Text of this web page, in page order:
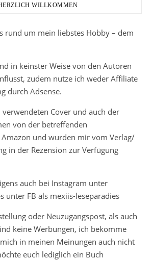
WILLKOMMEN
rund um mein liebstes Hobby – dem
in keinster Weise von den Autoren
zudem nutze ich weder Affiliate
durch Adsense.
verwendeten Cover und auch der
von der betreffenden
und wurden mir vom Verlag/
in der Rezension zur Verfügung
auch bei Instagram unter
unter FB als mexiis-leseparadies
oder Neuzugangspost, als auch
keine Werbungen, ich bekomme
in meinen Meinungen auch nicht
euch lediglich ein Buch